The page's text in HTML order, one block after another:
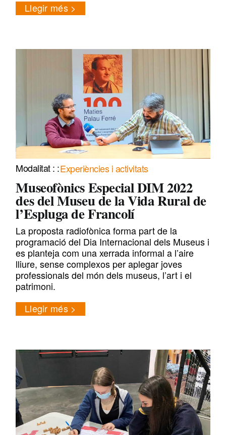
Llegir més
Experiències i activitats
Museofònics Especial DIM 2022
des del Museu de la Vida Rural de
l’Espluga de Francolí
La proposta radiofònica forma part de la
programació del Dia Internacional dels Museus i
es planteja com una xerrada informal a l’aire
lliure, sense complexos per aplegar joves
professionals del món dels museus, l’art i el
patrimoni.
Llegir més